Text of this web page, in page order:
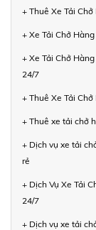
+ Thuê Xe Tải
+ Xe Tải Chở
+ Xe Tải Chở
24/7
+ Thuê Xe Tải
+ Thuê xe tải chở
+ Dịch vụ xe tải
rẻ
+ Dịch Vụ Xe Tải
24/7
+ Dịch vụ xe tải